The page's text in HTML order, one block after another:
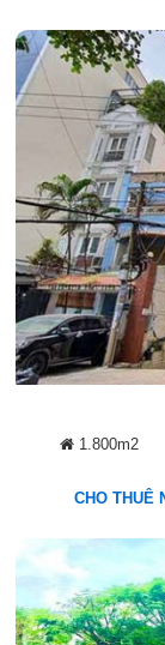
1.800m2
CHO THUÊ